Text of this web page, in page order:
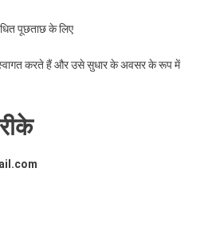
पूछताछ के लिए
करते हैं और उसे सुधार के अवसर के रूप में